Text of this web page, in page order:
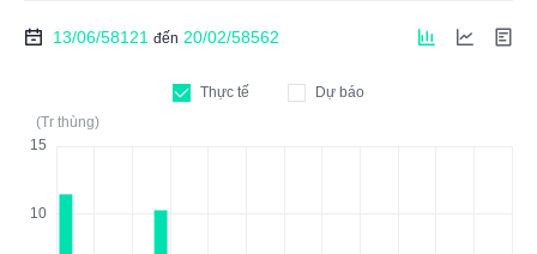
13/06/58121 đến 20/02/58562
Thực tế
Dự báo
(Tr thùng)